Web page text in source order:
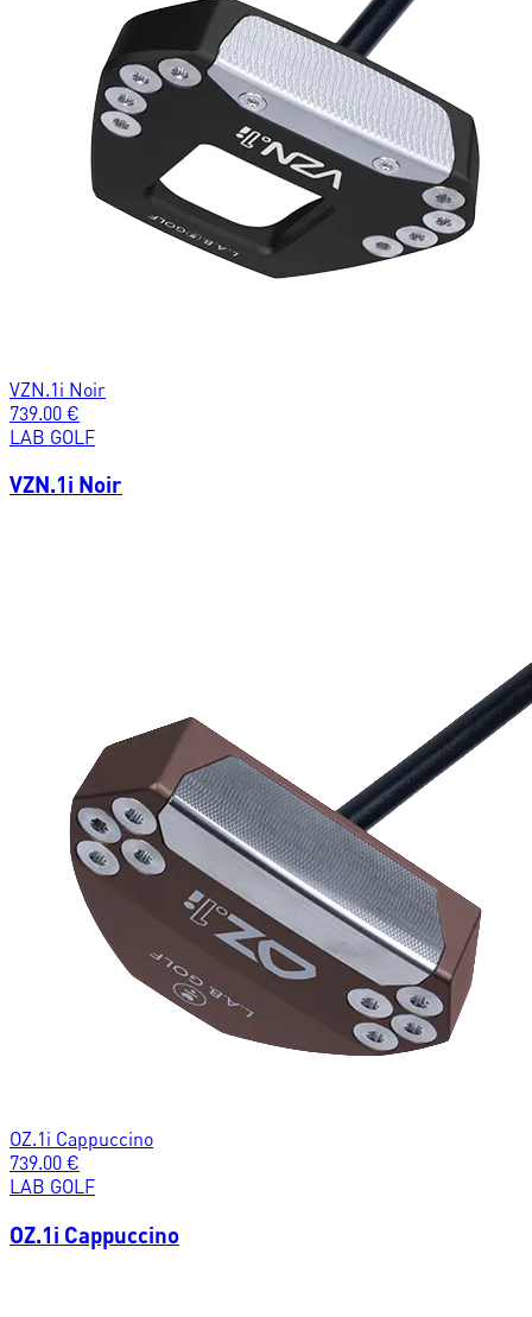
VZN.1i Noir
739.00 €
LAB GOLF
VZN.1i Noir
OZ.1i Cappuccino
739.00 €
LAB GOLF
OZ.1i Cappuccino